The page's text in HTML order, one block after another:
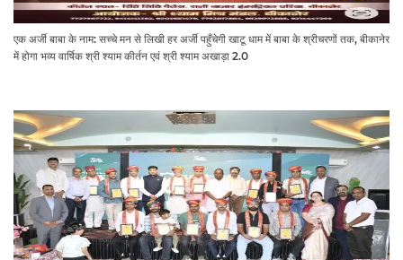
एक अर्जी बाबा के नाम: सच्चे मन से लिखी हर अर्जी पहुँचेगी खाटू धाम में बाबा के श्रीचरणों तक, बीकानेर
में होगा भव्य वार्षिक श्री श्याम कीर्तन एवं श्री श्याम अखाड़ा 2.0